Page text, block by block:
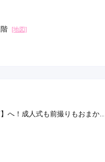
[地図]
へ！成人式も前撮りもおまか